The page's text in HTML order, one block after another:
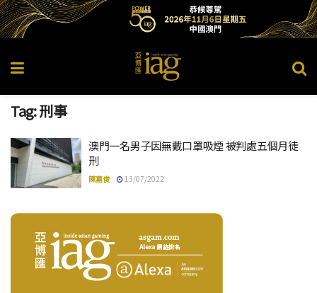
Tag:刑事
澳門一名男子因無戴口罩吸煙 被判處五個月徒
刑
陳嘉俊 13/07/2022